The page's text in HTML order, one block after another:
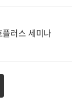
러스 세미나